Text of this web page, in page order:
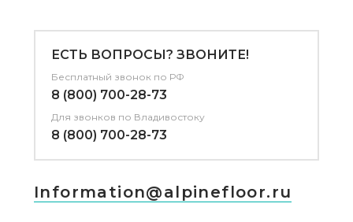
ЕСТЬ ВОПРОСЫ? ЗВОНИТЕ!
Бесплатный звонок по РФ
8 (800) 700-28-73
Для звонков по Владивостоку
8 (800) 700-28-73
Information@alpinefloor.ru